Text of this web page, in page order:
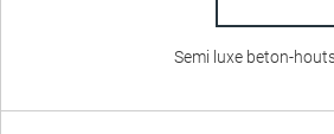
Semi luxe beton-